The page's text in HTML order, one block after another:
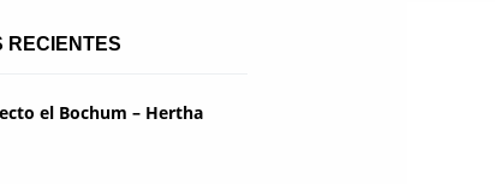
RECIENTES
el Bochum – Hertha